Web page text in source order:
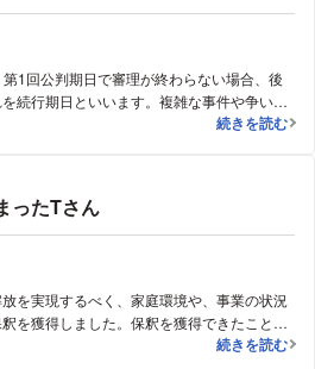
1回公判期日で審理が終わらない場合、後
続行期日といいます。複雑な事件や争いの
が開かれ、証拠調べが続けられます。4. 論
告人が有罪である理由を述べ（論告）、ど
〇円など）が相当であるかについての意見
最終弁論（さいしゅうべんろん）： 弁護人
告人に有利な事情（無罪であること、刑を
検察官の主張に反論します。○被告人の最
： 被告人本人が、最後に裁判所に対して自
与えられます。5. 結審（けっしん）と判決
が終わると、裁判長が審理の終結（結審：
刑事裁判の流
続きを読む
ったTさん
を実現するべく、家庭環境や、事業の状況
を獲得しました。保釈を獲得できたことに
することができ、早期の身柄解放ができた
覚醒剤に手を
続きを読む